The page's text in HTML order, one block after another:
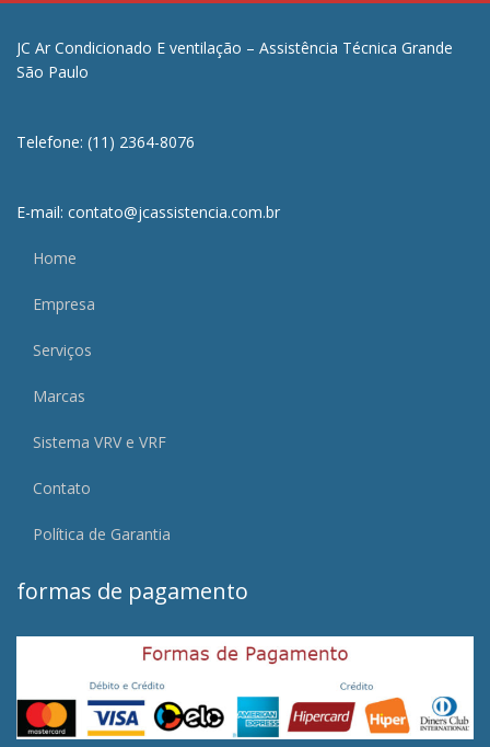
JC Ar Condicionado E ventilação – Assistência Técnica Grande
São Paulo
Telefone: (11) 2364-8076
E-mail: contato@jcassistencia.com.br
Home
Empresa
Serviços
Marcas
Sistema VRV e VRF
Contato
Política de Garantia
formas de pagamento